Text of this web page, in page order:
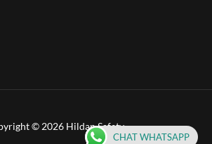
© 2026 Hildan Safety
CHAT WHATSAPP